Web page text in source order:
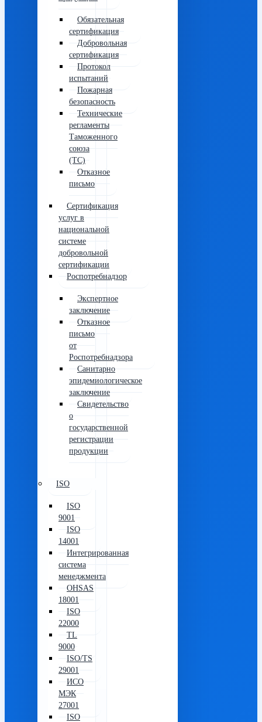
Обязательная
сертификация
Добровольная
сертификация
Протокол
испытаний
Пожарная
безопасность
Технические
регламенты
Таможенного
союза
(ТС)
Отказное
письмо
Сертификация
услуг в
национальной
системе
добровольной
сертификации
Роспотребнадзор
Экспертное
заключение
Отказное
письмо
от
Роспотребнадзора
Санитарно
эпидемиологическое
заключение
Свидетельство
о
государственной
регистрации
продукции
ISO
ISO
9001
ISO
14001
Интегрированная
система
менеджмента
OHSAS
18001
ISO
22000
TL
9000
ISO/TS
29001
ИСО
МЭК
27001
ISO